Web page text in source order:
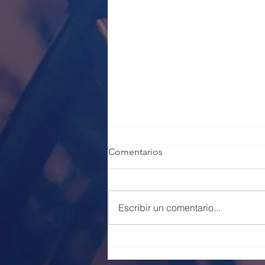
Comentarios
Escribir un comentario...